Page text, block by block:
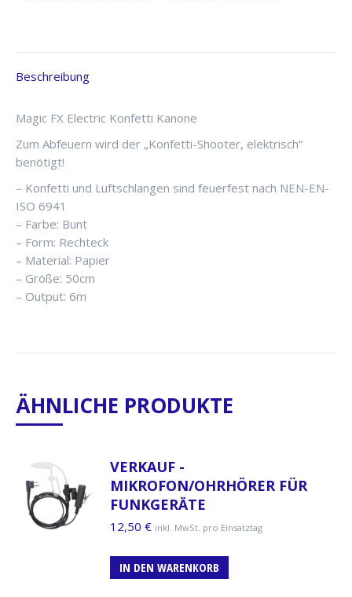
Papier
Beschreibung
Magic FX Electric Konfetti Kanone
Zum Abfeuern wird der „Konfetti-Shooter, elektrisch“
benötigt!
– Konfetti und Luftschlangen sind feuerfest nach NEN-EN-
ISO 6941
– Farbe: Bunt
– Form: Rechteck
– Material: Papier
– Größe: 50cm
– Output: 6m
ÄHNLICHE PRODUKTE
VERKAUF -
MIKROFON/OHRHÖRER FÜR
FUNKGERÄTE
12,50 € inkl. MwSt. pro Einsatztag
IN DEN WARENKORB